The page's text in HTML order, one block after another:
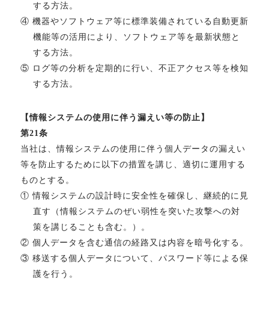
する方法。
④ 機器やソフトウェア等に標準装備されている自動更新
機能等の活用により、ソフトウェア等を最新状態と
する方法。
⑤ ログ等の分析を定期的に行い、不正アクセス等を検知
する方法。
【情報システムの使用に伴う漏えい等の防止】
第21条
当社は、情報システムの使用に伴う個人データの漏えい
等を防止するために以下の措置を講じ、適切に運用する
ものとする。
① 情報システムの設計時に安全性を確保し、継続的に見
直す（情報システムのぜい弱性を突いた攻撃への対
策を講じることも含む。）。
② 個人データを含む通信の経路又は内容を暗号化する。
③ 移送する個人データについて、パスワード等による保
護を行う。